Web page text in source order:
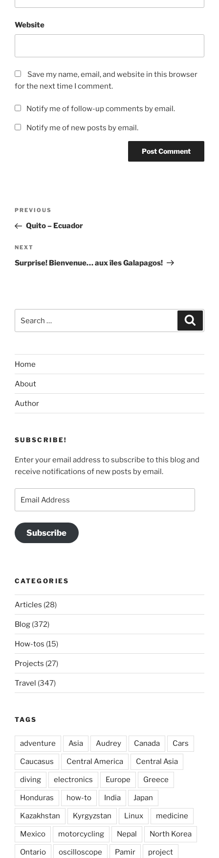
Website
Save my name, email, and website in this browser
for the next time I comment.
Notify me of follow-up comments by email.
Notify me of new posts by email.
Previous
Post
PREVIOUS
Quito – Ecuador
Next
Post
NEXT
Surprise! Bienvenue… aux îles Galapagos!
for:
Home
About
Author
SUBSCRIBE!
Enter your email address to subscribe to this blog and
receive notifications of new posts by email.
Address
Subscribe
CATEGORIES
Articles (28)
Blog (372)
How-tos (15)
Projects (27)
Travel (347)
TAGS
adventure Asia Audrey Canada Cars
Caucasus Central America Central Asia
diving electronics Europe Greece
Honduras how-to India Japan
Kazakhstan Kyrgyzstan Linux medicine
Mexico motorcycling Nepal North Korea
Ontario oscilloscope Pamir project